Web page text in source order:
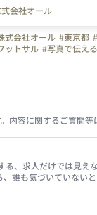
会社オール
式会社オール #東京都
ットサル #写真で伝え
容に関するご質問
、求人だけでは見
誰も気づいていない